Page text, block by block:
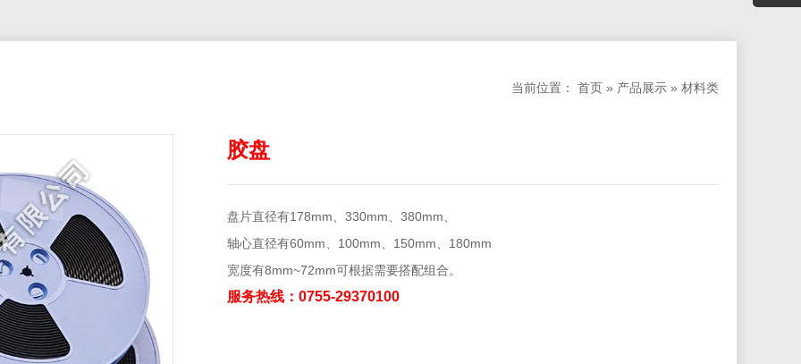
当前位置： 首页 » 产品展示 » 材料类
胶盘
盘片直径有178mm、330mm、380mm、
轴心直径有60mm、100mm、150mm、180mm
宽度有8mm~72mm可根据需要搭配组合。
服务热线：0755-29370100